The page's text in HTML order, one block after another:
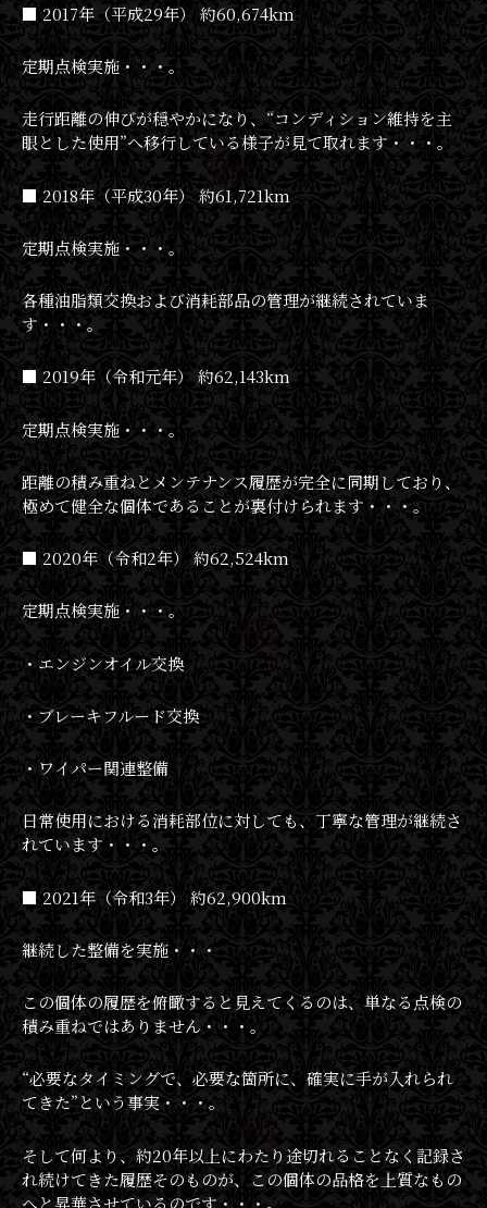
■ 2017年（平成29年） 約60,674km
定期点検実施・・・。
走行距離の伸びが穏やかになり、“コンディション維持を主
眼とした使用”へ移行している様子が見て取れます・・・。
■ 2018年（平成30年） 約61,721km
定期点検実施・・・。
各種油脂類交換および消耗部品の管理が継続されていま
す・・・。
■ 2019年（令和元年） 約62,143km
定期点検実施・・・。
距離の積み重ねとメンテナンス履歴が完全に同期しており、
極めて健全な個体であることが裏付けられます・・・。
■ 2020年（令和2年） 約62,524km
定期点検実施・・・。
・エンジンオイル交換
・ブレーキフルード交換
・ワイパー関連整備
日常使用における消耗部位に対しても、丁寧な管理が継続さ
れています・・・。
■ 2021年（令和3年） 約62,900km
継続した整備を実施・・・
この個体の履歴を俯瞰すると見えてくるのは、単なる点検の
積み重ねではありません・・・。
“必要なタイミングで、必要な箇所に、確実に手が入れられ
てきた”という事実・・・。
そして何より、約20年以上にわたり途切れることなく記録さ
れ続けてきた履歴そのものが、この個体の品格を上質なもの
へと昇華させているのです・・・。